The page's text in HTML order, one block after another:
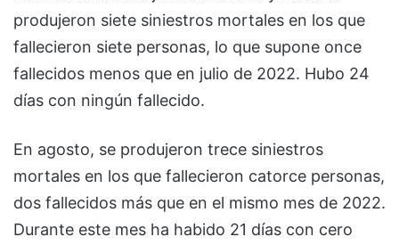
produjeron siete siniestros mortales en los que
fallecieron siete personas, lo que supone once
fallecidos menos que en julio de 2022. Hubo 24
días con ningún fallecido.
En agosto, se produjeron trece siniestros
mortales en los que fallecieron catorce personas,
dos fallecidos más que en el mismo mes de 2022.
Durante este mes ha habido 21 días con cero